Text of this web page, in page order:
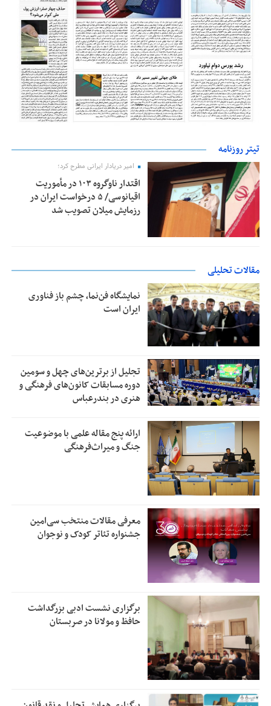
تیتر روزنامه
امیر دریادار ایرانی مطرح کرد؛
اقتدار ناوگروه ۱۰۳ در مأموریت‌
اقیانوسی/ ۵ درخواست ایران در
رزمایش میلان تصویب شد
مقالات تحلیلی
نمایشگاه فن‌نما، چشم باز فناوری
ایران است
تجلیل از بر‌ترین‌های چهل و سومین
دوره مسابقات کانون‌های فرهنگی و
هنری در بندرعباس
ارائه پنج مقاله علمی با موضوعیت
جنگ و میراث‌فرهنگی
معرفی مقالات منتخب سی‌امین
جشنواره تئاتر کودک و نوجوان
برگزاری نشست ادبی بزرگداشت
حافظ و مولانا در صربستان